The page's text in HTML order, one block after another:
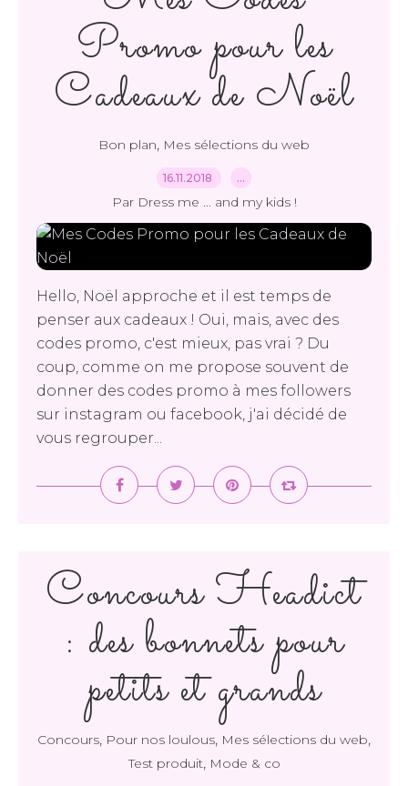
Promo pour les
Cadeaux de Noël
Bon plan, Mes sélections du web
16.11.2018 …
Par Dress me ... and my kids !
Hello, Noël approche et il est temps de
penser aux cadeaux ! Oui, mais, avec des
codes promo, c'est mieux, pas vrai ? Du
coup, comme on me propose souvent de
donner des codes promo à mes followers
sur instagram ou facebook, j'ai décidé de
vous regrouper...
Concours Headict
: des bonnets pour
petits et grands
Concours, Pour nos loulous, Mes sélections du web,
Test produit, Mode & co